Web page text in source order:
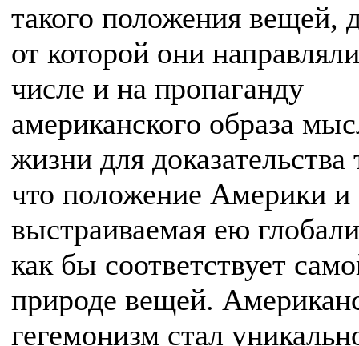
такого положения вещей,
от которой они
числе и на пропаганду
американского образа
жизни для доказательства
что положение Америки и
выстраиваемая ею
как бы соответствует
природе вещей.
гегемонизм стал